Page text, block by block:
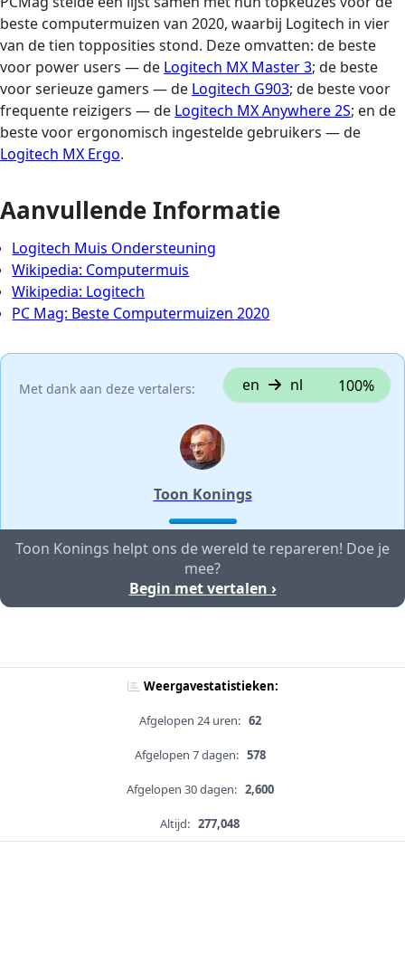
beste computermuizen van 2020, waarbij Logitech in vier
van de tien topposities stond. Deze omvatten: de beste
voor power users — de Logitech MX Master 3; de beste
voor serieuze gamers — de Logitech G903; de beste voor
frequente reizigers — de Logitech MX Anywhere 2S; en de
beste voor ergonomisch ingestelde gebruikers — de
Logitech MX Ergo.
Aanvullende Informatie
Logitech Muis Ondersteuning
Wikipedia: Computermuis
Wikipedia: Logitech
PC Mag: Beste Computermuizen 2020
Met dank aan deze vertalers: en nl 100%
Toon Konings
Toon Konings helpt ons de wereld te repareren! Doe je
mee?
Begin met vertalen ›
Weergavestatistieken:
Afgelopen 24 uren: 62
Afgelopen 7 dagen: 578
Afgelopen 30 dagen: 2,600
Altijd: 277,048